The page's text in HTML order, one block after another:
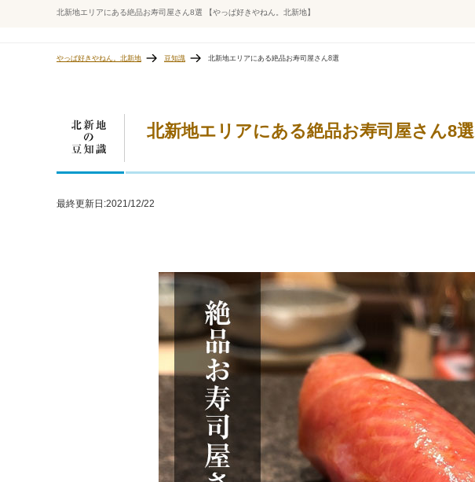
北新地エリアにある絶品お寿司屋さん8選 【やっぱ好きやねん。北新地】
やっぱ好きやねん。北新地 豆知識 北新地エリアにある絶品お寿司屋さん8選
北新地エリアにある絶品お寿司屋さん8選
最終更新日:2021/12/22